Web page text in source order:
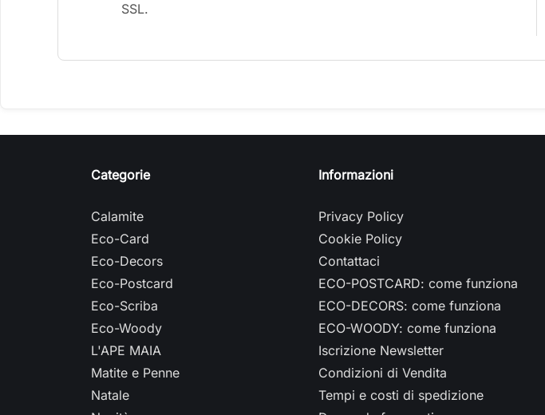
SSL.
Categorie
Calamite
Eco-Card
Eco-Decors
Eco-Postcard
Eco-Scriba
Eco-Woody
L'APE MAIA
Matite e Penne
Natale
Informazioni
Privacy Policy
Cookie Policy
Contattaci
ECO-POSTCARD: come funziona
ECO-DECORS: come funziona
ECO-WOODY: come funziona
Iscrizione Newsletter
Condizioni di Vendita
Tempi e costi di spedizione